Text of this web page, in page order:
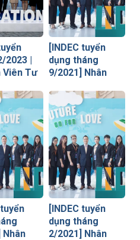
2023 |
Viên Tư
[INDEC tuyển
dụng tháng
9/2021] Nhân
Marketing
Nhân
[INDEC tuyển
dụng tháng
2/2021] Nhân